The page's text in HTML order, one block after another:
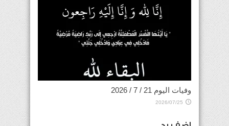
وفيات اليوم 21 / 7 / 2026
2026/07/25